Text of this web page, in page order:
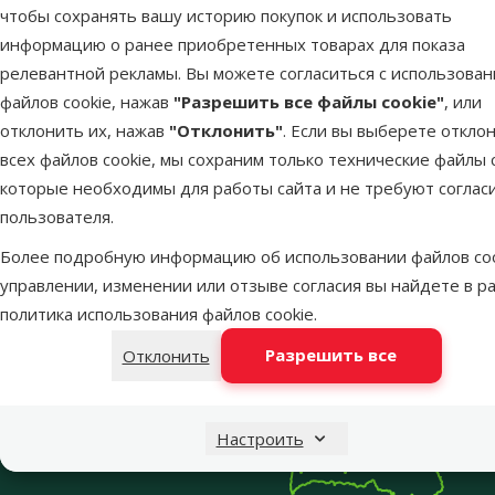
чтобы сохранять вашу историю покупок и использовать
информацию о ранее приобретенных товарах для показа
релевантной рекламы. Вы можете согласиться с
файлов cookie, нажав "Разрешить все файлы cookie", или
отклонить их, нажав "Отклонить". Если вы выберете
всех файлов cookie, мы сохраним только технические файлы
которые необходимы для работы сайта и не требуют
пользователя.
Более подробную информацию об использовании файлов
управлении, изменении или отзыве согласия вы найдете в
политика использования файлов cookie.
Отклонить
Разрешить все
Настроить
eveikals@dinozoo.lv Пн.–Пт. 9:00 – 17:00
Интернет-магазин